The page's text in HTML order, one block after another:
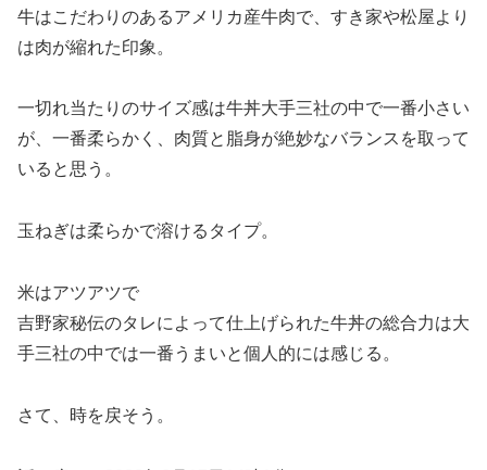
牛はこだわりのあるアメリカ産牛肉で、すき家や松屋より
は肉が縮れた印象。
一切れ当たりのサイズ感は牛丼大手三社の中で一番小さい
が、一番柔らかく、肉質と脂身が絶妙なバランスを取って
いると思う。
玉ねぎは柔らかで溶けるタイプ。
米はアツアツで
吉野家秘伝のタレによって仕上げられた牛丼の総合力は大
手三社の中では一番うまいと個人的には感じる。
さて、時を戻そう。